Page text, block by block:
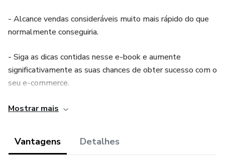
- Alcance vendas consideráveis muito mais rápido do que
normalmente conseguiria.
- Siga as dicas contidas nesse e-book e aumente
significativamente as suas chances de obter sucesso com o
seu e-commerce.
Este produto não garante a obtenção de resultados.
Mostrar mais
Vantagens Detalhes